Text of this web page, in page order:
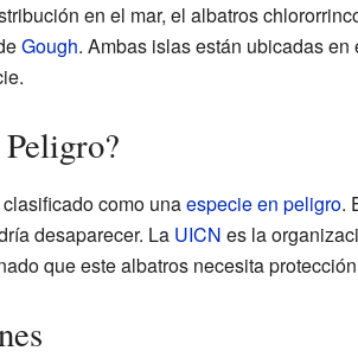
en el mar, el albatros
Gough. Ambas islas están ubicadas
como unaespecie en peligro.
desaparecer. La UICN es la
que este albatros necesita